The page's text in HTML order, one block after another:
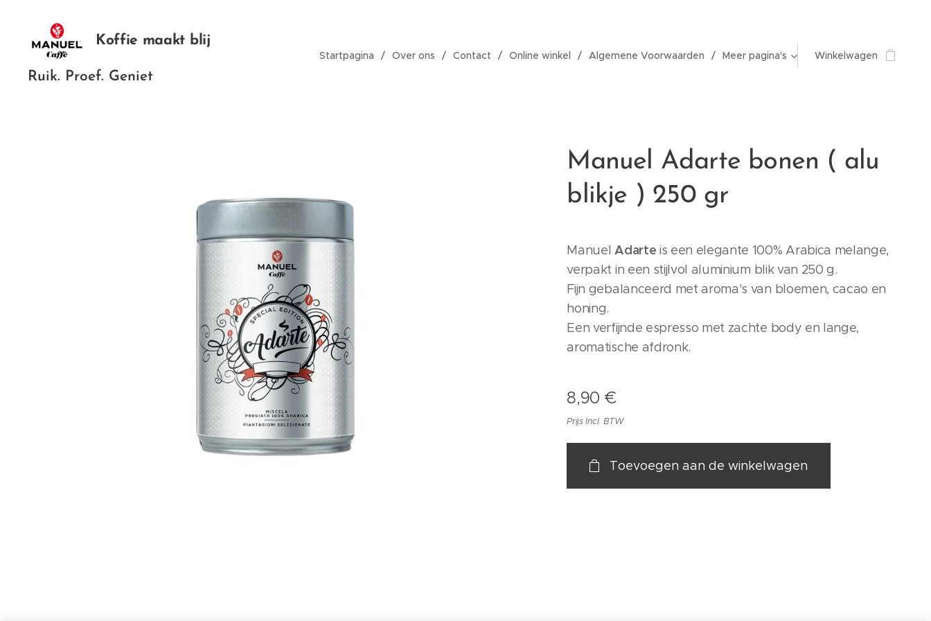
Koffie maakt blij
Ruik. Proef. Geniet
Startpagina Over ons Contact Online winkel Algemene Voorwaarden Meer pagina's Winkelwagen
Manuel Adarte bonen ( alu
blikje ) 250 gr
ManuelAdarte is een elegante 100% Arabica melange,
verpakt in een stijlvol aluminium blik van 250 g.
Fijn gebalanceerd met aroma's van bloemen, cacao en
honing.
Een verfijnde espresso met zachte body en lange,
aromatische afdronk.
8,90 €
Prijs Incl. BTW
Toevoegen aan de winkelwagen